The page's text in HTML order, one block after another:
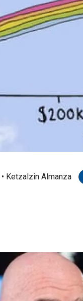
• Ketzalzin Almanza